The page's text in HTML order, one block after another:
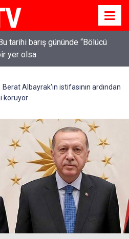
tarihi barış gününde “Bölücü
yer olsa
Berat Albayrak'ın istifasının ardından
koruyor